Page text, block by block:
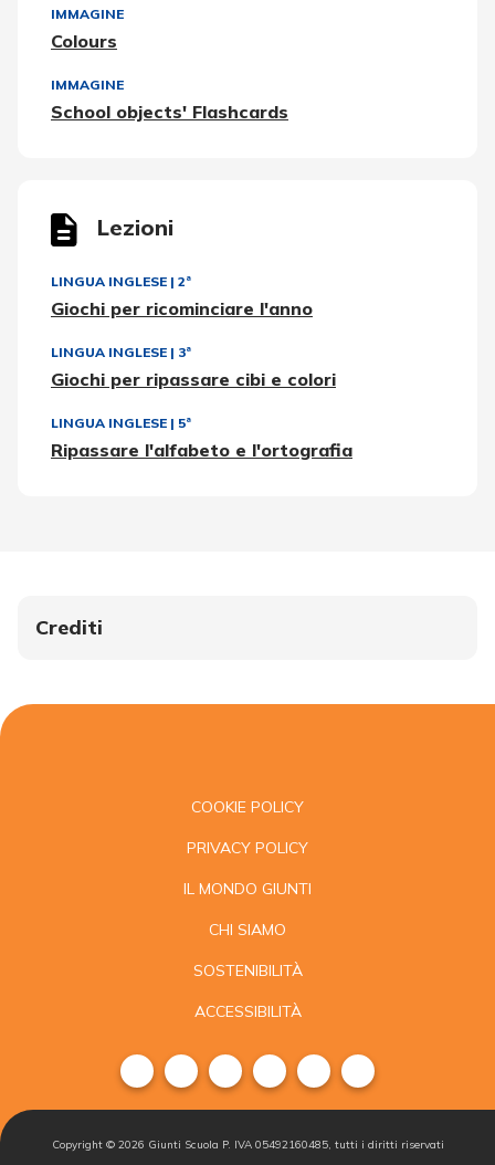
IMMAGINE
Colours
IMMAGINE
School objects' Flashcards
Lezioni
LINGUA INGLESE | 2ª
Giochi per ricominciare l'anno
LINGUA INGLESE | 3ª
Giochi per ripassare cibi e colori
LINGUA INGLESE | 5ª
Ripassare l'alfabeto e l'ortografia
Crediti
COOKIE POLICY
PRIVACY POLICY
IL MONDO GIUNTI
CHI SIAMO
SOSTENIBILITÀ
ACCESSIBILITÀ
Copyright © 2026 Giunti Scuola P. IVA 05492160485, tutti i diritti riservati